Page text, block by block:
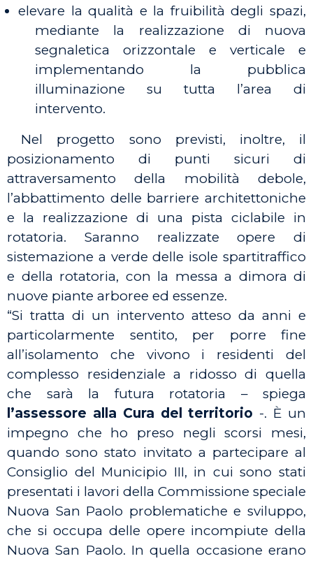
elevare la qualità e la fruibilità degli spazi,
mediante la realizzazione di nuova
segnaletica orizzontale e verticale e
implementando la pubblica
illuminazione su tutta l’area di
intervento.
Nel progetto sono previsti, inoltre, il
posizionamento di punti sicuri di
attraversamento della mobilità debole,
l’abbattimento delle barriere architettoniche
e la realizzazione di una pista ciclabile in
rotatoria. Saranno realizzate opere di
sistemazione a verde delle isole spartitraffico
e della rotatoria, con la messa a dimora di
nuove piante arboree ed essenze.
“Si tratta di un intervento atteso da anni e
particolarmente sentito, per porre fine
all’isolamento che vivono i residenti del
complesso residenziale a ridosso di quella
che sarà la futura rotatoria – spiega
l’assessore alla Cura del territorio -. È un
impegno che ho preso negli scorsi mesi,
quando sono stato invitato a partecipare al
Consiglio del Municipio III, in cui sono stati
presentati i lavori della Commissione speciale
Nuova San Paolo problematiche e sviluppo,
che si occupa delle opere incompiute della
Nuova San Paolo. In quella occasione erano